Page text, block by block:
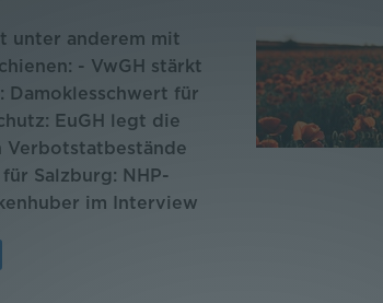
unter anderem mit
- VwGH stärkt
Damoklesschwert für
EuGH legt die
Verbotstatbestände
Salzburg: NHP-
im Interview